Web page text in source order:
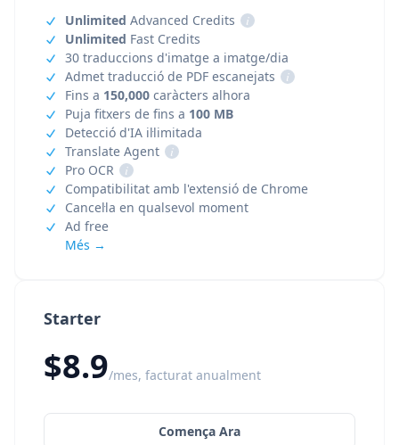
Starter
$8.9/mes, facturat anualment
Comença Ara
Unlimited Advanced Credits
i
Unlimited Fast Credits
30 traduccions d'imatge a imatge/dia
Admet traducció de PDF escanejats
i
Fins a 150,000 caràcters alhora
Puja fitxers de fins a 100 MB
Detecció d'IA il·limitada
Translate Agent
i
Pro OCR
i
Compatibilitat amb l'extensió de Chrome
Cancel·la en qualsevol moment
Ad free
Més →